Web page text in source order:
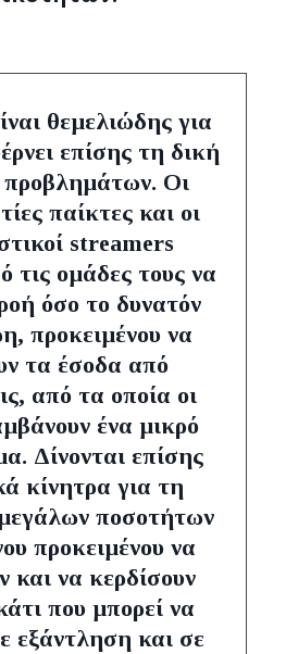
θεμελιώδης για
επίσης τη δική
προβλημάτων. Οι
παίκτες και οι
streamers
τις ομάδες τους να
όσο το δυνατόν
προκειμένου να
τα έσοδα από
από τα οποία οι
ένα μικρό
Δίνονται επίσης
κίνητρα για τη
ποσοτήτων
προκειμένου να
και να κερδίσουν
που μπορεί να
εξάντληση και σε